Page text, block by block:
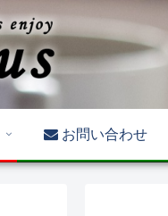
お問い合わせ